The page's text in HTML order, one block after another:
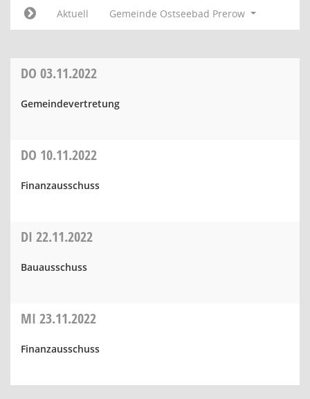
Aktuell
Gemeinde Ostseebad Prerow
DO 03.11.2022
Gemeindevertretung
DO 10.11.2022
Finanzausschuss
DI 22.11.2022
Bauausschuss
MI 23.11.2022
Finanzausschuss